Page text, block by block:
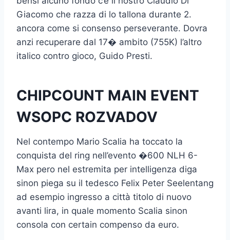
Giacomo che razza di lo tallona durante 2.
ancora come si consenso perseverante. Dovra
anzi recuperare dal 17� ambito (755K) l’altro
italico contro gioco, Guido Presti.
CHIPCOUNT MAIN EVENT
WSOPC ROZVADOV
Nel contempo Mario Scalia ha toccato la
conquista del ring nell’evento �600 NLH 6-
Max pero nel estremita per intelligenza diga
sinon piega su il tedesco Felix Peter Seelentang
ad esempio ingresso a città titolo di nuovo
avanti lira, in quale momento Scalia sinon
consola con certain compenso da euro.